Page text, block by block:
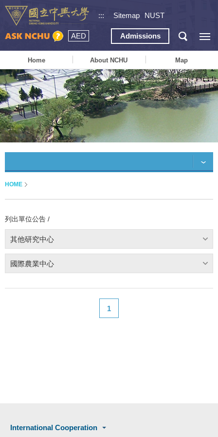
::: Sitemap NUST
AED Admissions
Home About NCHU Map
HOME
列出單位公告 /
其他研究中心
國際農業中心
1
International Cooperation